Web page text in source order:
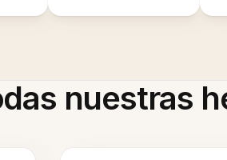
nuestras